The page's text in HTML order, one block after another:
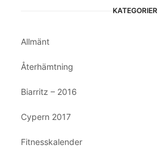
KATEGORIER
Allmänt
Återhämtning
Biarritz – 2016
Cypern 2017
Fitnesskalender